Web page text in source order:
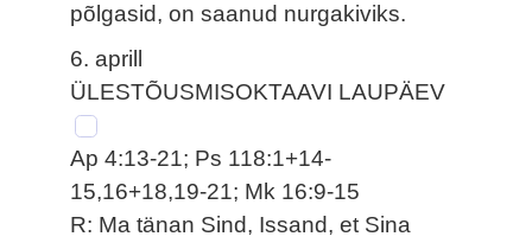
põlgasid, on saanud nurgakiviks.
6. aprill
ÜLESTÕUSMISOKTAAVI LAUPÄEV
Ap 4:13-21; Ps 118:1+14-
15,16+18,19-21; Mk 16:9-15
R: Ma tänan Sind, Issand, et Sina